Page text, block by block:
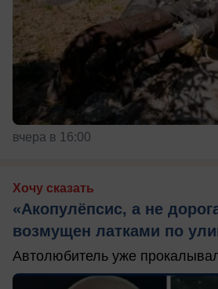
вчера в 16:00
Хочу сказать
«Акопулёпсис, а не
возмущен латками по
Автолюбитель уже